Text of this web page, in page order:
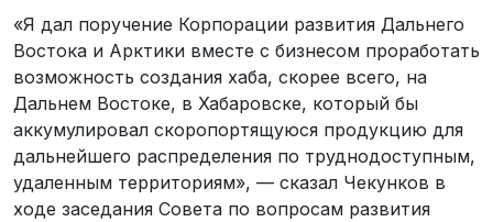
«Я дал поручение Корпорации развития Дальнего
Востока и Арктики вместе с бизнесом проработать
возможность создания хаба, скорее всего, на
Дальнем Востоке, в Хабаровске, который бы
аккумулировал скоропортящуюся продукцию для
дальнейшего распределения по труднодоступным,
удаленным территориям», — сказал Чекунков в
ходе заседания Совета по вопросам развития